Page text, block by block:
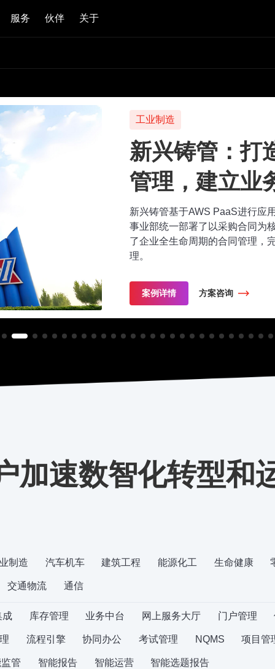
服务 伙伴 关于
工业制造
新兴铸管：打
管理，建立业
新兴铸管基于AWS PaaS进行应
事业部统一部署了以采购合同为
了企业全生命周期的合同管理，
理。
案例详情 方案咨询
加速数智化转型和
制造 汽车机车 建筑工程 能源化工 生命健康
交通物流 通信
成 库存管理 业务中台 网上服务大厅 门户管理
流程引擎 协同办公 考试管理 NQMS 项目管
管 智能报告 智能运营 智能选题报告